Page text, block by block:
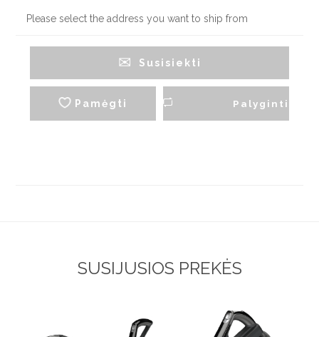
Please select the address you want to ship from
Pamėgti
Susisiekti
Palyginti
SUSIJUSIOS PREKĖS